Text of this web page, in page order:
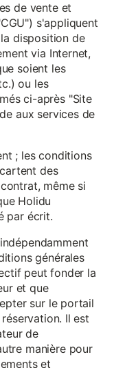
de vente et
s'appliquent
disposition de
via Internet,
soient les
ou les
ci-après "Site
aux services de
; les conditions
des
même si
Holidu
par écrit.
générales
peut fonder la
et que
sur le portail
Il est
de
manière pour
et